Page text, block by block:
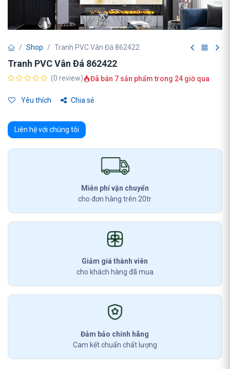
Shop Tranh PVC Vân Đá 862422
Tranh PVC Vân Đá 862422
(0 review) Đã bán 7 sản phẩm trong 24 giờ qua
Yêu thích Chia sẻ
Liên hệ với chúng tôi
Miễn phí vận chuyển
cho đơn hàng trên 20tr
Giảm giá thành viên
cho khách hàng đã mua
Đảm bảo chính hãng
Cam kết chuẩn chất lượng